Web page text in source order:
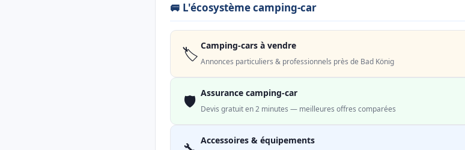
🚐 L'écosystème camping-car
🏷️ Camping-cars à vendre
Annonces particuliers & professionnels près de Bad König
🛡️ Assurance camping-car
Devis gratuit en 2 minutes — meilleures offres comparées
Accessoires & équipements